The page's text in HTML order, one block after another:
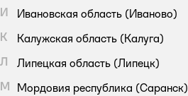
И
Ивановская область (Иваново)
К
Калужская область (Калуга)
Л
Липецкая область (Липецк)
М
Мордовия республика (Саранск)